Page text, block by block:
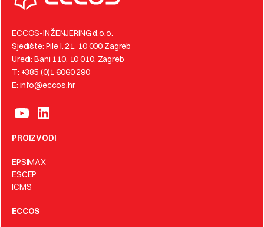
ECCOS-INŽENJERING d.o.o.
Sjedište: Pile I. 21, 10 000 Zagreb
Uredi: Bani 110, 10 010, Zagreb
T: +385 (0)1 6060 290
E: info@eccos.hr
PROIZVODI
EPSIMAX
ESCEP
ICMS
ECCOS